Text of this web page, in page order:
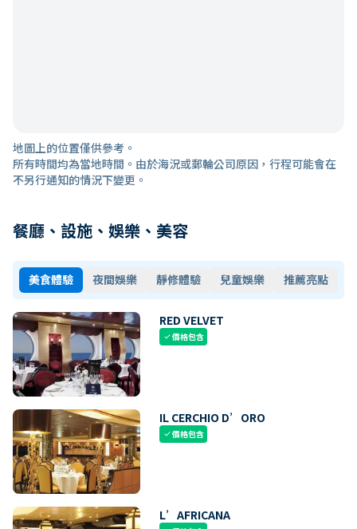
地圖上的位置僅供參考。
所有時間均為當地時間。由於海況或郵輪公司原因，行程可能會在
不另行通知的情況下變更。
餐廳、設施、娛樂、美容
美食體驗 夜間娛樂 靜修體驗 兒童娛樂 推薦亮點
RED VELVET
check價格包含
IL CERCHIO D’ORO
check價格包含
L’AFRICANA